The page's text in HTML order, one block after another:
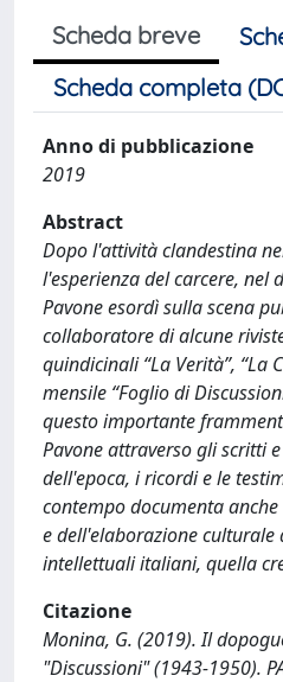
Scheda breve
Scheda completa
Anno di pubblicazione
2019
Abstract
Dopo l'attività clandestina
l'esperienza del carcere, nel
Pavone esordì sulla scena
collaboratore di alcune
quindicinali “La Verità”, “La
mensile “Foglio di
questo importante
Pavone attraverso gli scritti
dell'epoca, i ricordi e le
contempo documenta
e dell'elaborazione culturale
intellettuali italiani, quella
Citazione
Monina, G. (2019). Il
"Discussioni" (1943-1950).